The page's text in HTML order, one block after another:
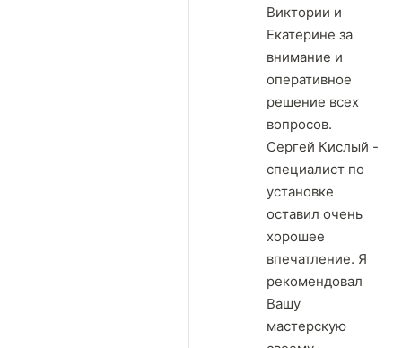
Виктории и
Екатерине за
внимание и
оперативное
решение всех
вопросов.
Сергей Кислый -
специалист по
установке
оставил очень
хорошее
впечатление. Я
рекомендовал
Вашу
мастерскую